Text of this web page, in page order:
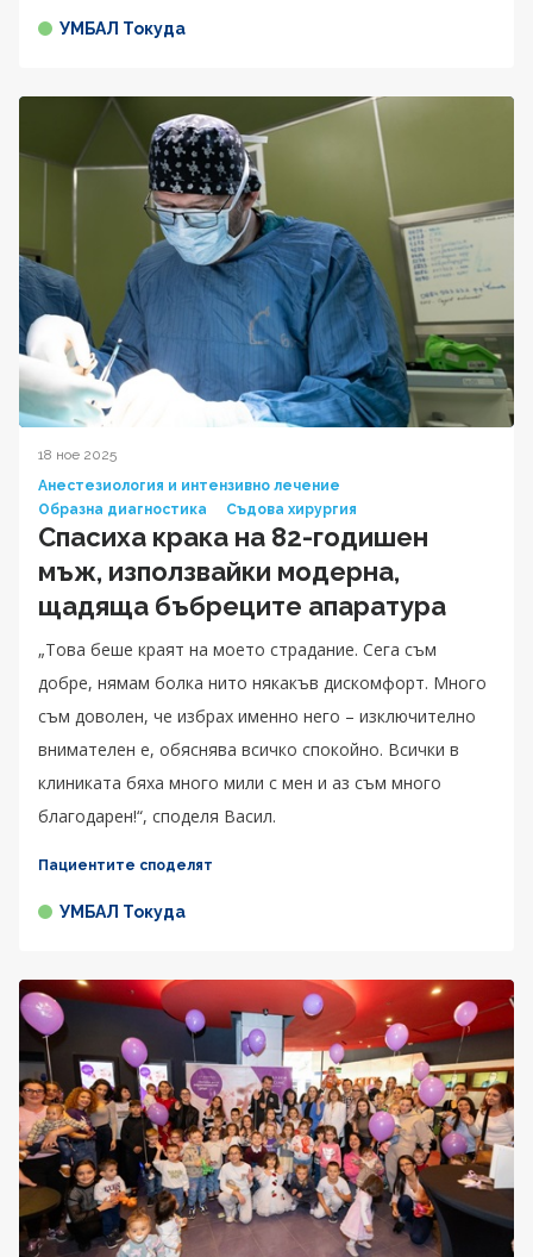
УМБАЛ Токуда
18 ное 2025
Анестезиология и интензивно лечение
Образна диагностика
Съдова хирургия
Спасиха крака на 82-годишен
мъж, използвайки модерна,
щадяща бъбреците апаратура
„Това беше краят на моето страдание. Сега съм
добре, нямам болка нито някакъв дискомфорт. Много
съм доволен, че избрах именно него – изключително
внимателен е, обяснява всичко спокойно. Всички в
клиниката бяха много мили с мен и аз съм много
благодарен!“, споделя Васил.
Пациентите споделят
УМБАЛ Токуда